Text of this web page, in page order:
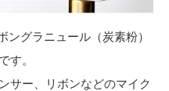
ングラニュール（炭素粉）
す。
サー、リボンなどのマイク